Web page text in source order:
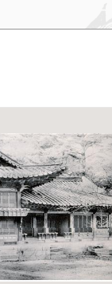
명
시에 포함된 자료를 검
포함된 자료를 검색
용”이 나오지 않는 자